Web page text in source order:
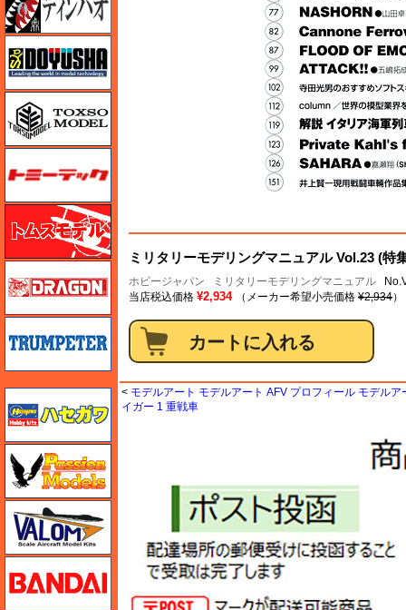
ミリタリーモデリングマニュアル Vol.23 (
ホビージャパン ミリタリーモデリングマニュアル
当店税込価格 ¥2,934 （メーカー希望小売価格 ¥2,934）
< モデルアート モデルアート AFV プロフィール モデル
イガー 1 重戦車
ドラゴン
トランペッター
ハセガワ
バンダイ